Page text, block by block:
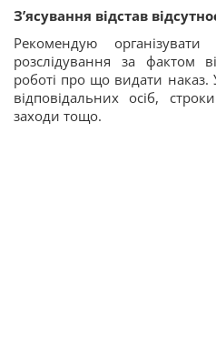
З’ясування відстав
Рекомендую
розслідування за фактом
роботі про що видати
відповідальних осіб,
заходи тощо.